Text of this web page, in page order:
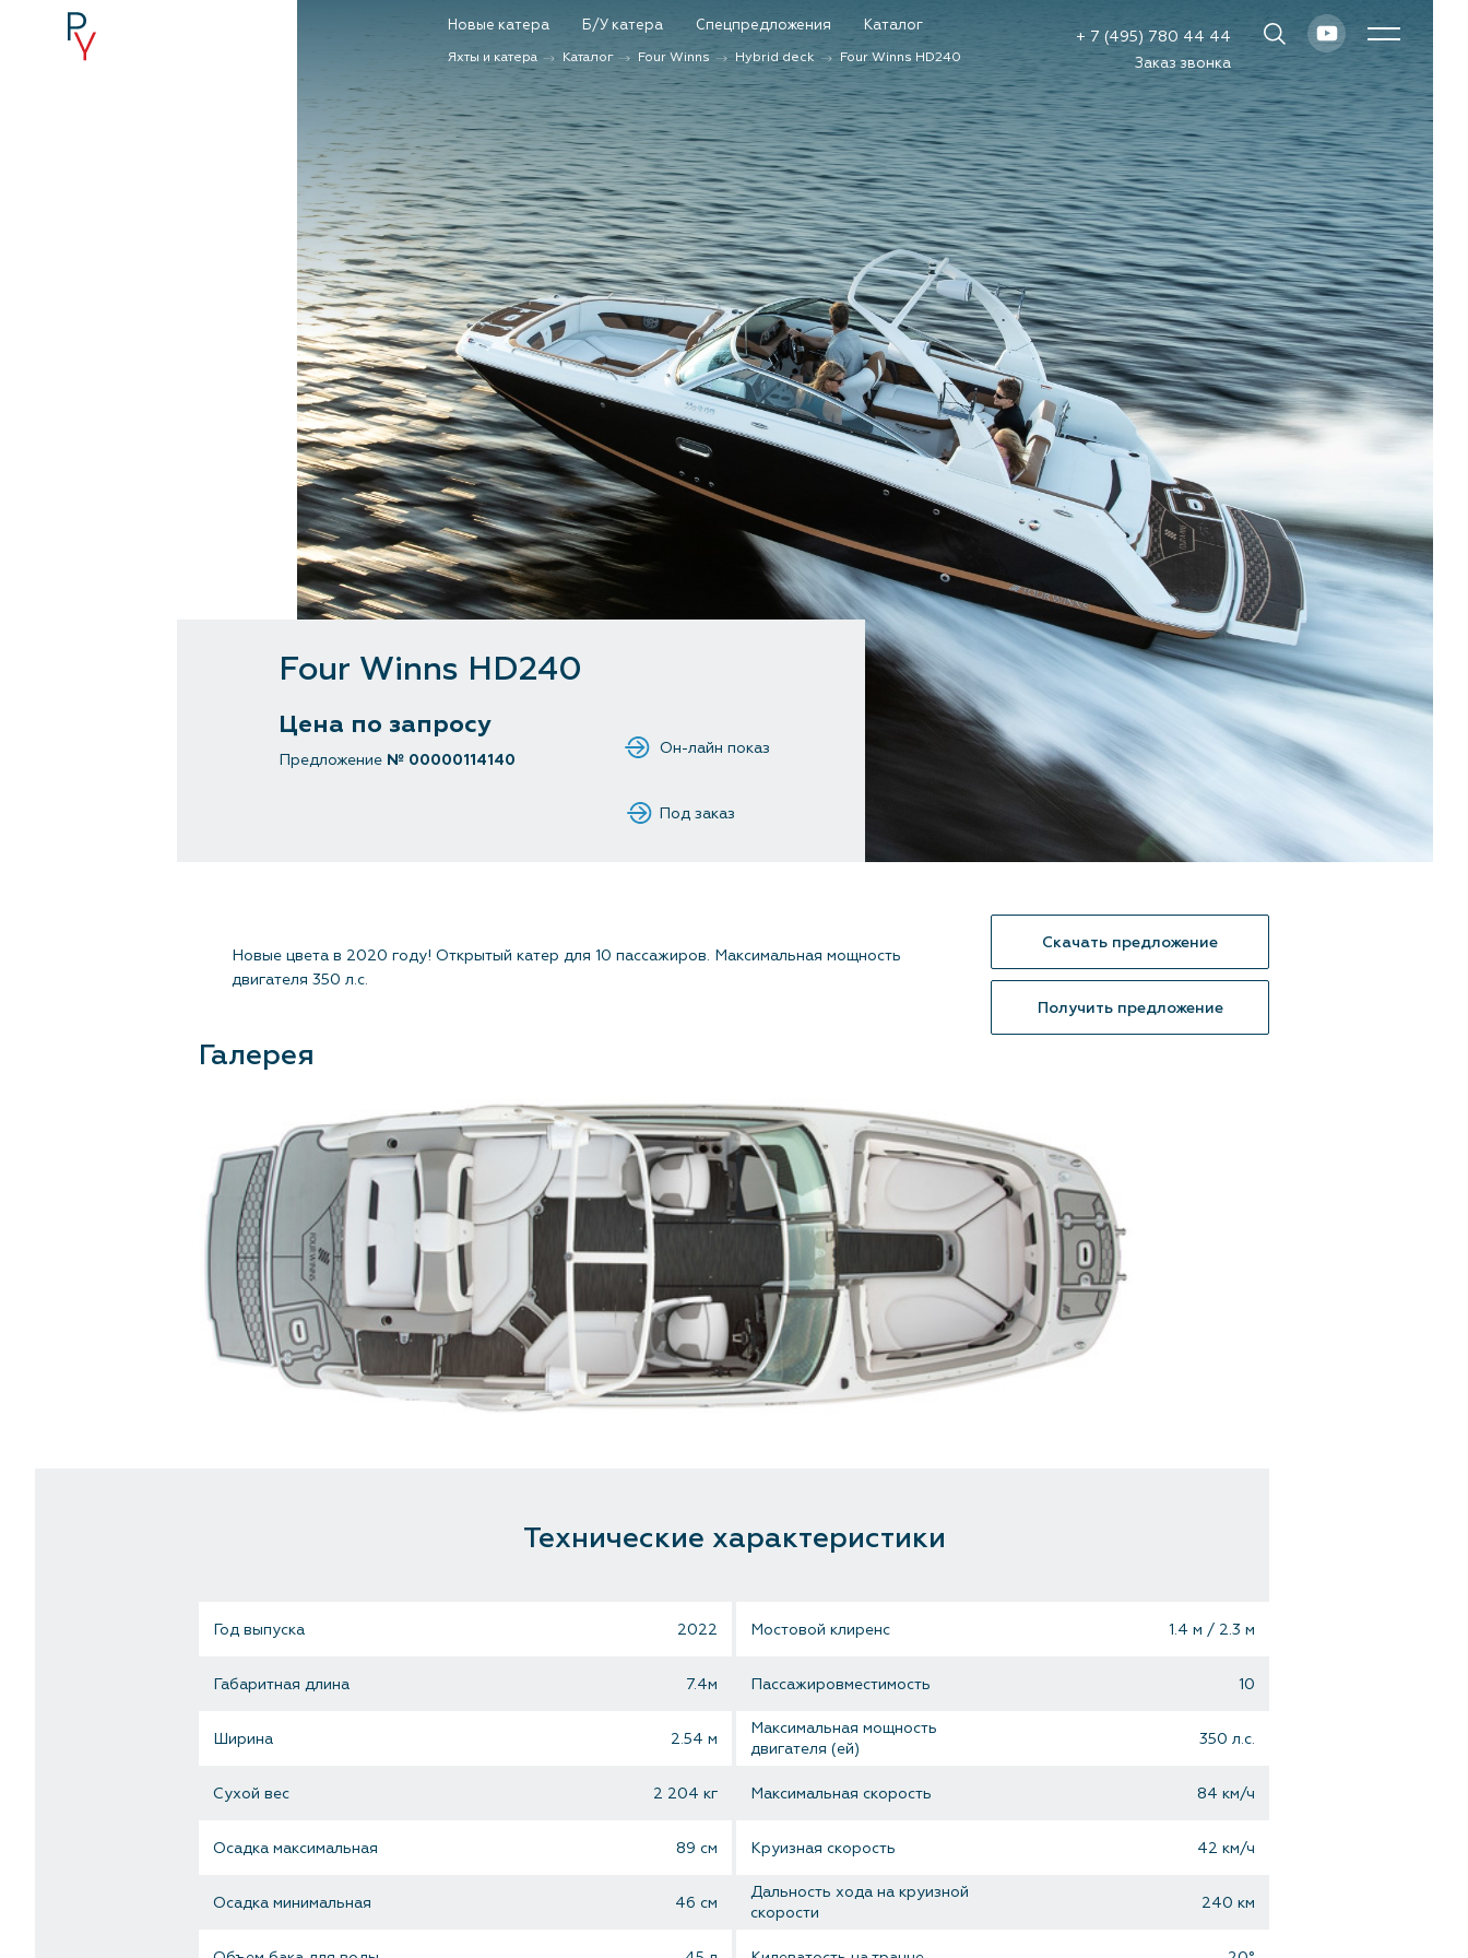
Новые катера Б/У катера Спецпредложения Каталог
Яхты и катера Каталог Four Winns Hybrid deck Four Winns HD240
+ 7 (495) 780 44 44
Заказ звонка
Каталог
Поиск
Новые катера и яхты
Б/у катера и яхты
Спецпредложения
Сервис и оборудование
Новости и события
О компании
Контакты
Four Winns HD240
Цена по запросу
Предложение № 00000114140
Под заказ
Новые цвета в 2020 году! Открытый катер для 10 пассажиров. Максимальная мощность
двигателя 350 л.с.
Скачать предложение
Получить предложение
Галерея
Технические характеристики
Год выпуска 2022
Габаритная длина 7.4м
Ширина 2.54 м
Сухой вес 2 204 кг
Осадка максимальная 89 см
Осадка минимальная 46 см
Мостовой клиренс 1.4 м / 2.3 м
Пассажировместимость 10
Максимальная мощность
двигателя (ей)
350 л.с.
Максимальная скорость 84 км/ч
Круизная скорость 42 км/ч
Дальность хода на круизной
скорости
240 км